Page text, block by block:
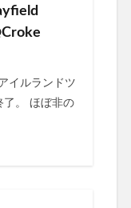
イルランドツ
了。 ほぼ非の